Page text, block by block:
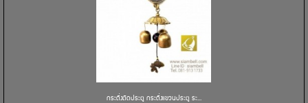
กระดิ่งติดประตู กระดิ่งแขวนประตู ระ...